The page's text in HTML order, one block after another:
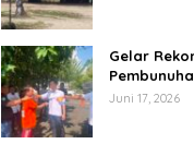
Gelar
Mendingin,
Juni 17, 2026